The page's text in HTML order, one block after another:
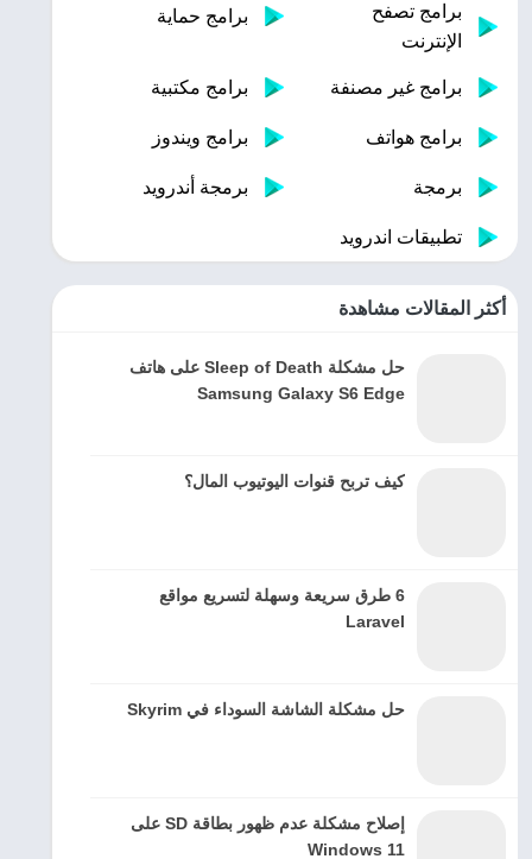
برامج تصفح
الإنترنت
برامج حماية
برامج غير مصنفة برامج مكتبية
برامج هواتف برامج ويندوز
برمجة برمجة أندرويد
تطبيقات اندرويد
أكثر المقالات مشاهدة
حل مشكلة Sleep of Death على هاتف
Samsung Galaxy S6 Edge
كيف تربح قنوات اليوتيوب المال؟
6 طرق سريعة وسهلة لتسريع مواقع
Laravel
حل مشكلة الشاشة السوداء في Skyrim
إصلاح مشكلة عدم ظهور بطاقة SD على
Windows 11